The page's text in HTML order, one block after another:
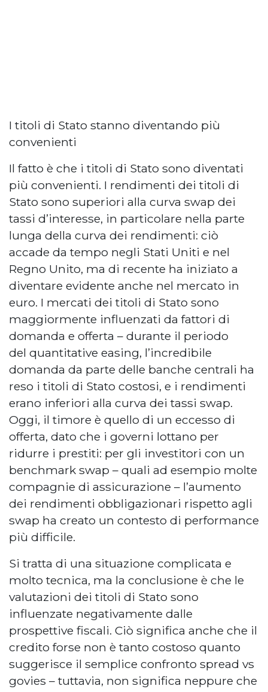
I titoli di Stato stanno diventando più
convenienti
Il fatto è che i titoli di Stato sono diventati
più convenienti. I rendimenti dei titoli di
Stato sono superiori alla curva swap dei
tassi d’interesse, in particolare nella parte
lunga della curva dei rendimenti: ciò
accade da tempo negli Stati Uniti e nel
Regno Unito, ma di recente ha iniziato a
diventare evidente anche nel mercato in
euro. I mercati dei titoli di Stato sono
maggiormente influenzati da fattori di
domanda e offerta – durante il periodo
del quantitative easing, l’incredibile
domanda da parte delle banche centrali ha
reso i titoli di Stato costosi, e i rendimenti
erano inferiori alla curva dei tassi swap.
Oggi, il timore è quello di un eccesso di
offerta, dato che i governi lottano per
ridurre i prestiti: per gli investitori con un
benchmark swap – quali ad esempio molte
compagnie di assicurazione – l’aumento
dei rendimenti obbligazionari rispetto agli
swap ha creato un contesto di performance
più difficile.
Si tratta di una situazione complicata e
molto tecnica, ma la conclusione è che le
valutazioni dei titoli di Stato sono
influenzate negativamente dalle
prospettive fiscali. Ciò significa anche che il
credito forse non è tanto costoso quanto
suggerisce il semplice confronto spread vs
govies – tuttavia, non significa neppure che